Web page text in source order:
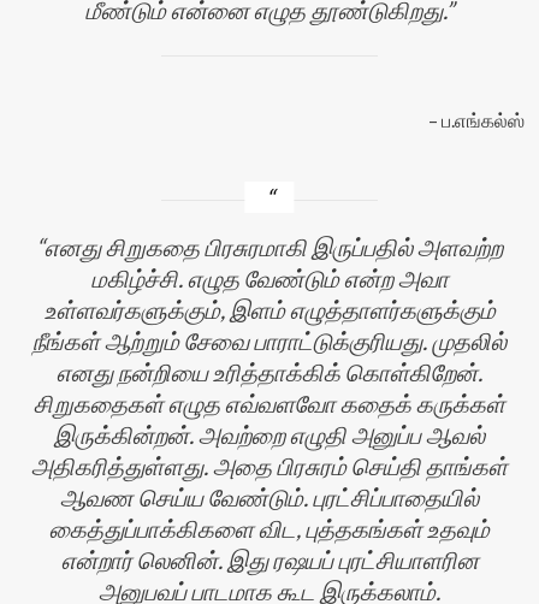
மீண்டும் என்னை எழுத தூண்டுகிறது.
ப.எங்கல்ஸ்
எனது சிறுகதை பிரசுரமாகி இருப்பதில் அளவற்ற
மகிழ்ச்சி. எழுத வேண்டும் என்ற அவா
உள்ளவர்களுக்கும், இளம் எழுத்தாளர்களுக்கும்
நீங்கள் ஆற்றும் சேவை பாராட்டுக்குரியது. முதலில்
எனது நன்றியை உரித்தாக்கிக் கொள்கிறேன்.
சிறுகதைகள் எழுத எவ்வளவோ கதைக் கருக்கள்
இருக்கின்றன். அவற்றை எழுதி அனுப்ப ஆவல்
அதிகரித்துள்ளது. அதை பிரசுரம் செய்தி தாங்கள்
ஆவண செய்ய வேண்டும். புரட்சிப்பாதையில்
கைத்துப்பாக்கிகளை விட, புத்தகங்கள் உதவும்
என்றார் லெனின். இது ரஷயப் புரட்சியாளரின
அனுபவப் பாடமாக கூட இருக்கலாம்.